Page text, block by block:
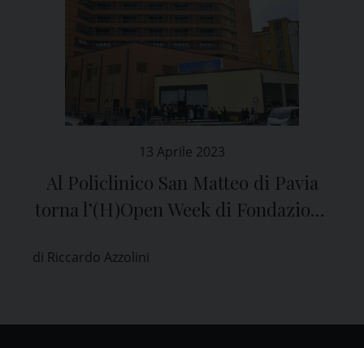
13 Aprile 2023
Al Policlinico San Matteo di Pavia
torna l’(H)Open Week di Fondazione
di Riccardo Azzolini